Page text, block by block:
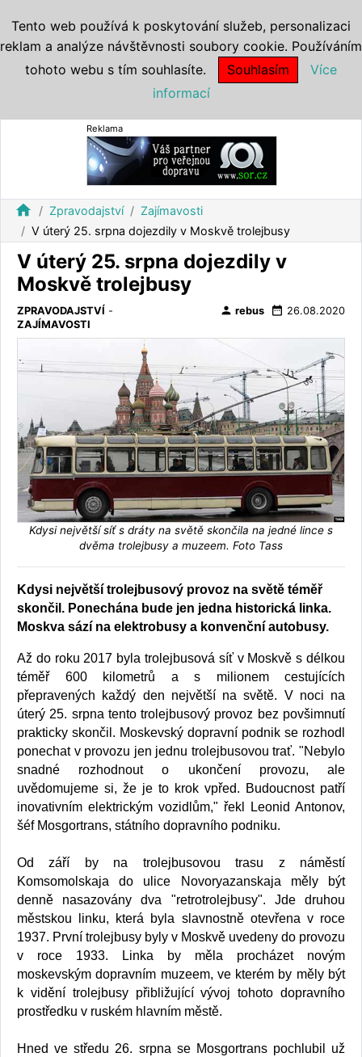
Reklama
home Zpravodajství
Zajímavosti
V úterý 25. srpna dojezdily v Moskvě trolejbusy
V úterý 25. srpna dojezdily v
Moskvě trolejbusy
ZPRAVODAJSTVÍ -
ZAJÍMAVOSTI
person rebus date_range 26.08.2020
Kdysi největší síť s dráty na světě skončila na jedné lince s
dvěma trolejbusy a muzeem. Foto Tass
Kdysi největší trolejbusový provoz na světě téměř
skončil. Ponechána bude jen jedna historická linka.
Moskva sází na elektrobusy a konvenční autobusy.
Až do roku 2017 byla trolejbusová síť v Moskvě s délkou
téměř 600 kilometrů a s milionem cestujících
přepravených každý den největší na světě. V noci na
úterý 25. srpna tento trolejbusový provoz bez povšimnutí
prakticky skončil. Moskevský dopravní podnik se rozhodl
ponechat v provozu jen jednu trolejbusovou trať. "Nebylo
snadné rozhodnout o ukončení provozu, ale
uvědomujeme si, že je to krok vpřed. Budoucnost patří
inovativním elektrickým vozidlům," řekl Leonid Antonov,
šéf Mosgortrans, státního dopravního podniku.
Od září by na trolejbusovou trasu z náměstí
Komsomolskaja do ulice Novoryazanskaja měly být
denně nasazovány dva "retrotrolejbusy". Jde druhou
městskou linku, která byla slavnostně otevřena v roce
1937. První trolejbusy byly v Moskvě uvedeny do provozu
v roce 1933. Linka by měla procházet novým
moskevským dopravním muzeem, ve kterém by měly být
k vidění trolejbusy přibližující vývoj tohoto dopravního
prostředku v ruském hlavním městě.
Hned ve středu 26. srpna se Mosgortrans pochlubil už
Tento web používá k poskytování služeb, personalizaci
reklam a analýze návštěvnosti soubory cookie. Používáním
tohoto webu s tím souhlasíte.
Souhlasím
Více
informací